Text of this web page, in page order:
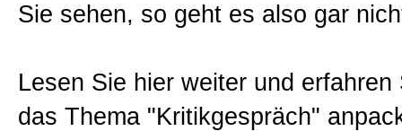
Sie sehen, so geht es also gar
Lesen Sie hier weiter und erfahren
das Thema "Kritikgespräch"